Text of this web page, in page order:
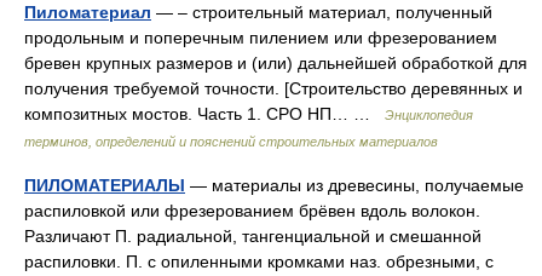
Пиломатериал — – строительный материал, полученный
продольным и поперечным пилением или фрезерованием
бревен крупных размеров и (или) дальнейшей обработкой для
получения требуемой точности. [Строительство деревянных и
композитных мостов. Часть 1. СРО НП… …
Энциклопедия
терминов, определений и пояснений строительных материалов
ПИЛОМАТЕРИАЛЫ — материалы из древесины, получаемые
распиловкой или фрезерованием брёвен вдоль волокон.
Различают П. радиальной, тангенциальной и смешанной
распиловки. П. с опиленными кромками наз. обрезными, с